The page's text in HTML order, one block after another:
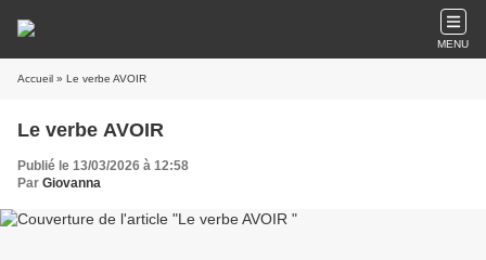
MENU
Accueil » Le verbe AVOIR
Le verbe AVOIR
Publié le 13/03/2026 à 12:58
Par Giovanna